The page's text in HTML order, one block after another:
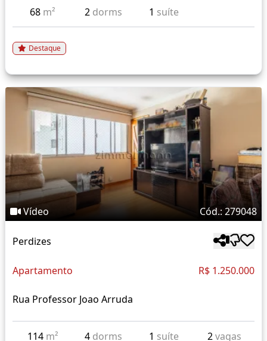
68 m² 2 dorms 1 suíte
Destaque
Vídeo Cód.: 279048
Perdizes
Apartamento R$ 1.250.000
Rua Professor Joao Arruda
114 m² 4 dorms 1 suíte 2vagas